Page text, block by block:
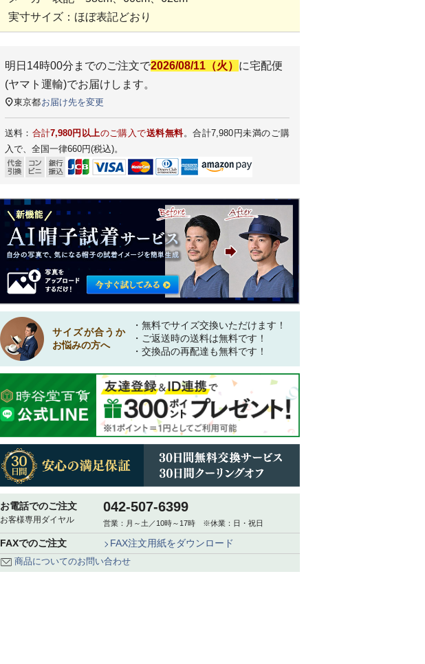
実寸サイズ：ほぼ表記どおり
明日 14時00分 までのご注文で2026/08/11（火） に宅配便
(ヤマト運輸)でお届けします。
東京都お届け先を変更
送料： 合計7,980円以上のご購入で送料無料。合計7,980円未満のご購
入で、全国一律660円(税込)。
サイズが合うか
お悩みの方へ
・無料でサイズ交換いただけます！
・ご返送時の送料は無料です！
・交換品の再配達も無料です！
お電話でのご注文
お客様専用ダイヤル
042-507-6399
営業：月～土／10時～17時 ※休業：日・祝日
FAXでのご注文 FAX注文用紙をダウンロード
商品についてのお問い合わせ